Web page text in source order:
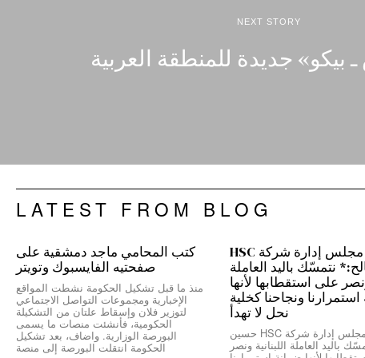
NEXT STORY
جديدة للمنطقة العربية
LATEST FROM BLOG
رئيس مجلس إدارة شركة HSC
نتمسّك باليد العاملة
ونصر على استقطابها لأنها
ونجاحنا كخلية
نحل لا تهدأ
*رئيس مجلس إدارة شركة HSC حسين
باليد العاملة اللبنانية ونصر
كتب المحامي ماجد دمشقية على
صفحتيه الفايسبوك وتويتر
منذ ما قبل تشكيل الحكومة نشطت المواقع
الإخبارية ومجموعات التواصل الاجتماعي
لتوزير فلان وإسقاط علتان من التشكيلة
الحكومية، فأنشئت منصات ما يسمى
البورصة الوزارية. واضاف، بعد تشكيل
الحكومة انتقلت البورصة إلى منصة